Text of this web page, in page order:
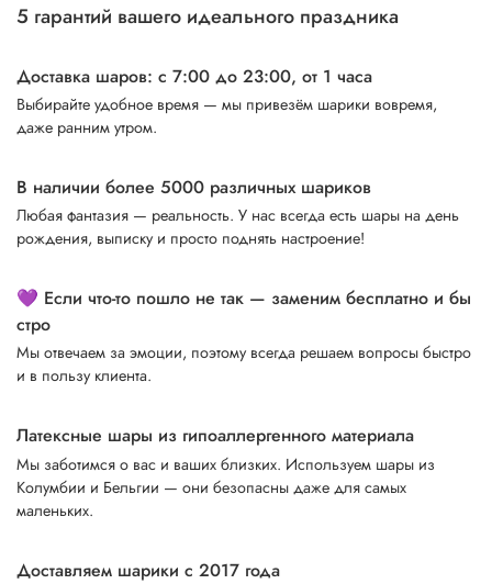
5 гарантий вашего идеального праздника
Доставка шаров: с 7:00 до 23:00, от 1 часа
Выбирайте удобное время — мы привезём шарики вовремя,
даже ранним утром.
В наличии более 5000 различных шариков
Любая фантазия — реальность. У нас всегда есть шары на день
рождения, выписку и просто поднять настроение!
💜 Если что-то пошло не так — заменим бесплатно и бы
стро
Мы отвечаем за эмоции, поэтому всегда решаем вопросы быстро
и в пользу клиента.
Латексные шары из гипоаллергенного материала
Мы заботимся о вас и ваших близких. Используем шары из
Колумбии и Бельгии — они безопасны даже для самых
маленьких.
Доставляем шарики с 2017 года